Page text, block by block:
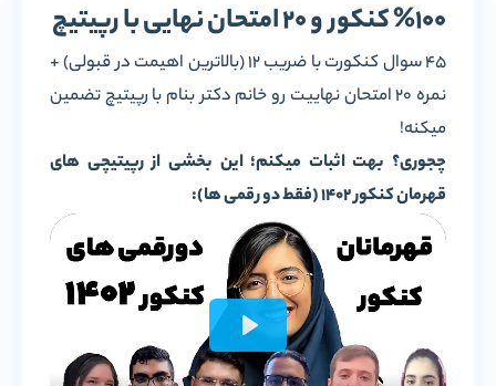
%100 کنکور و 20 امتحان نهایی با رپیتیچ
45 سوال کنکورت با ضریب 12 (بالاترین اهیمت در قبولی) +
نمره 20 امتحان نهاییت رو خانم دکتر بنام با رپیتیچ تضمین
میکنه!
چجوری؟ بهت اثبات میکنم؛ این بخشی از رپیتیچی های
قهرمان کنکور 1402 (فقط دو رقمی ها):